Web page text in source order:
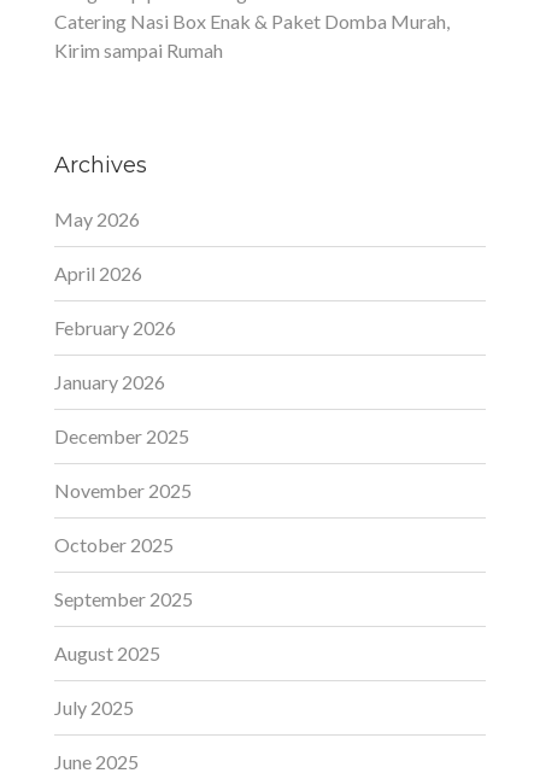
Catering Nasi Box Enak & Paket Domba Murah,
Kirim sampai Rumah
Archives
May 2026
April 2026
February 2026
January 2026
December 2025
November 2025
October 2025
September 2025
August 2025
July 2025
June 2025